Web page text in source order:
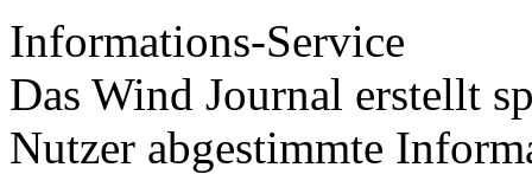
Informations-Service
Das Wind Journal erstellt
Nutzer abgestimmte